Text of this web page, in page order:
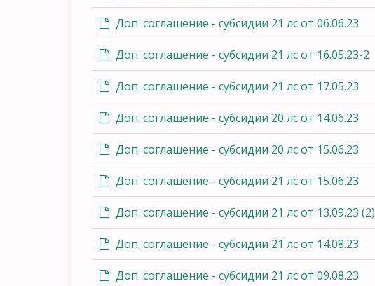
Доп. соглашение - субсидии 21 лс от 06.06.23
Доп. соглашение - субсидии 21 лс от 16.05.23-2
Доп. соглашение - субсидии 21 лс от 17.05.23
Доп. соглашение - субсидии 20 лс от 14.06.23
Доп. соглашение - субсидии 20 лс от 15.06.23
Доп. соглашение - субсидии 21 лс от 15.06.23
Доп. соглашение - субсидии 21 лс от 13.09.23 (2)
Доп. соглашение - субсидии 21 лс от 14.08.23
Доп. соглашение - субсидии 21 лс от 09.08.23